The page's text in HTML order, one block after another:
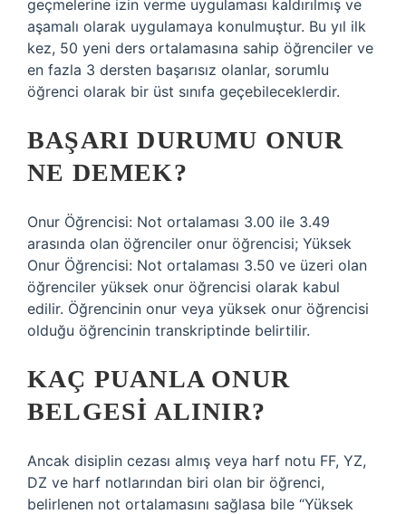
geçmelerine izin verme uygulaması kaldırılmış ve
aşamalı olarak uygulamaya konulmuştur. Bu yıl ilk
kez, 50 yeni ders ortalamasına sahip öğrenciler ve
en fazla 3 dersten başarısız olanlar, sorumlu
öğrenci olarak bir üst sınıfa geçebileceklerdir.
BAŞARI DURUMU ONUR
NE DEMEK?
Onur Öğrencisi: Not ortalaması 3.00 ile 3.49
arasında olan öğrenciler onur öğrencisi; Yüksek
Onur Öğrencisi: Not ortalaması 3.50 ve üzeri olan
öğrenciler yüksek onur öğrencisi olarak kabul
edilir. Öğrencinin onur veya yüksek onur öğrencisi
olduğu öğrencinin transkriptinde belirtilir.
KAÇ PUANLA ONUR
BELGESI ALINIR?
Ancak disiplin cezası almış veya harf notu FF, YZ,
DZ ve harf notlarından biri olan bir öğrenci,
belirlenen not ortalamasını sağlasa bile “Yüksek